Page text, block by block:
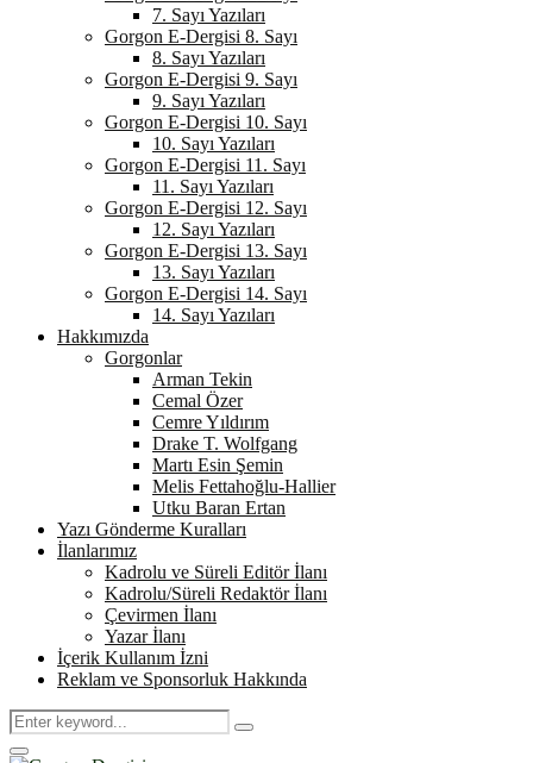
7. Sayı Yazıları
Gorgon E-Dergisi 8. Sayı
8. Sayı Yazıları
Gorgon E-Dergisi 9. Sayı
9. Sayı Yazıları
Gorgon E-Dergisi 10. Sayı
10. Sayı Yazıları
Gorgon E-Dergisi 11. Sayı
11. Sayı Yazıları
Gorgon E-Dergisi 12. Sayı
12. Sayı Yazıları
Gorgon E-Dergisi 13. Sayı
13. Sayı Yazıları
Gorgon E-Dergisi 14. Sayı
14. Sayı Yazıları
Hakkımızda
Gorgonlar
Arman Tekin
Cemal Özer
Cemre Yıldırım
Drake T. Wolfgang
Martı Esin Şemin
Melis Fettahoğlu-Hallier
Utku Baran Ertan
Yazı Gönderme Kuralları
İlanlarımız
Kadrolu ve Süreli Editör İlanı
Kadrolu/Süreli Redaktör İlanı
Çevirmen İlanı
Yazar İlanı
İçerik Kullanım İzni
Reklam ve Sponsorluk Hakkında
Search
for:
Search
Primary